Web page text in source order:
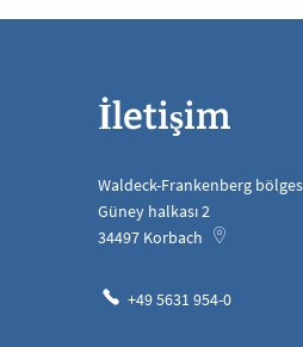
İletişim
Waldeck-Frankenberg
Güney halkası 2
34497 Korbach
+49 5631 954-0